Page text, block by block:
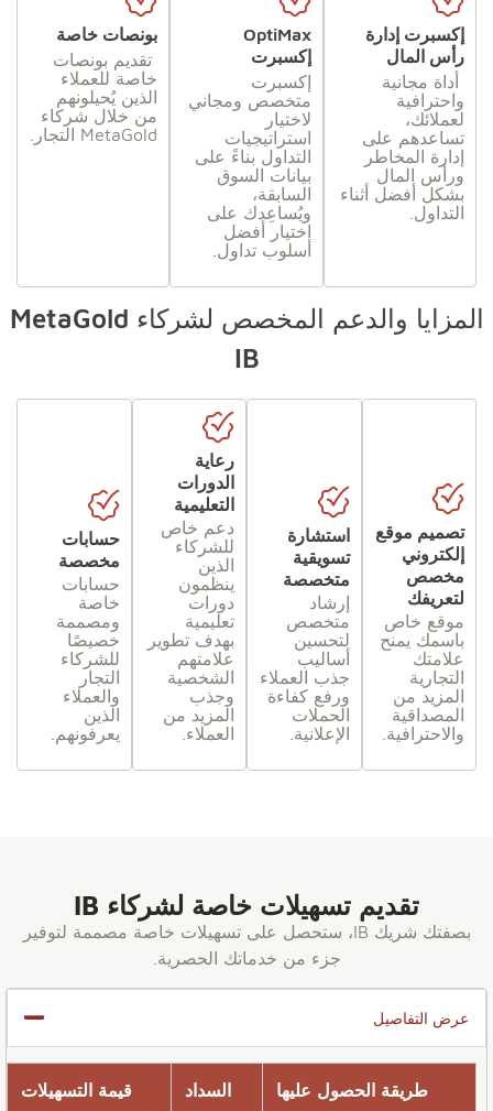
بونصات خاصة
تقديم بونصات
خاصة للعملاء
الذين يُحيلونهم
من خلال شركاء
MetaGold التجار.
OptiMax
إكسبرت
إكسبرت
متخصص ومجاني
لاختيار
استراتيجيات
التداول بناءً على
بيانات السوق
السابقة،
ويُساعِدك على
اختيار أفضل
أسلوب تداول.
إكسبرت إدارة
رأس المال
أداة مجانية
واحترافية
لعملائك،
تساعدهم على
إدارة المخاطر
ورأس المال
بشكل أفضل أثناء
التداول.
المزايا والدعم المخصص لشركاء MetaGold
IB
حسابات
خاصة
ومصممة
خصيصًا
للشركاء
التجار
والعملاء
الذين
يعرفونهم.
حسابات
مخصصة
دعم خاص
للشركاء
الذين
ينظمون
دورات
تعليمية
بهدف تطوير
علامتهم
الشخصية
وجذب
المزيد من
العملاء.
رعاية
الدورات
التعليمية
إرشاد
متخصص
لتحسين
أساليب
جذب العملاء
ورفع كفاءة
الحملات
الإعلانية.
استشارة
تسويقية
متخصصة
موقع خاص
باسمك يمنح
علامتك
التجارية
المزيد من
المصداقية
والاحترافية.
تصميم موقع
إلكتروني
مخصص
لتعريفك
تقديم تسهيلات خاصة لشركاء IB
بصفتك شريك IB، ستحصل على تسهيلات خاصة مصممة لتوفير
جزء من خدماتك الحصرية.
عرض التفاصيل
قيمة التسهيلات السداد طريقة الحصول عليها